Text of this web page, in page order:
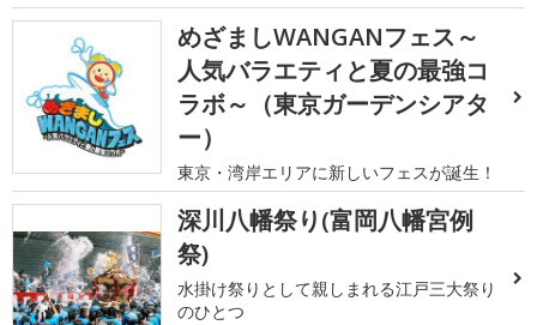
めざましWANGANフェス～
人気バラエティと夏の最強コ
ラボ～（東京ガーデンシアタ
ー）
東京・湾岸エリアに新しいフェスが誕生！
深川八幡祭り(富岡八幡宮例
祭)
水掛け祭りとして親しまれる江戸三大祭り
のひとつ